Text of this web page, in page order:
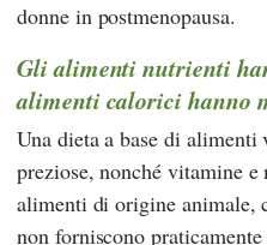
donne in postmenopausa.
Gli alimenti nutrienti
alimenti calorici hanno
Una dieta a base di
preziose, nonché vitamine
alimenti di origine animale,
non forniscono